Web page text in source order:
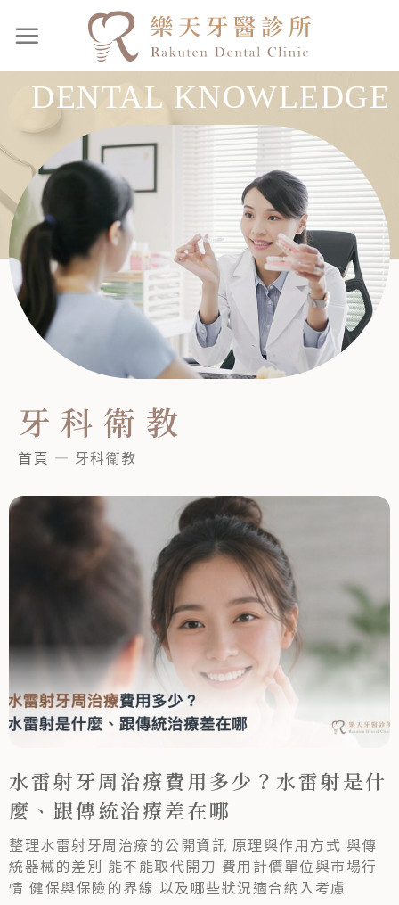
DENTAL KNOWLEDGE
牙科衛教
首頁 — 牙科衛教
水雷射牙周治療費用多少？水雷射是什
麼、跟傳統治療差在哪
整理水雷射牙周治療的公開資訊 原理與作用方式 與傳
統器械的差別 能不能取代開刀 費用計價單位與市場行
情 健保與保險的界線 以及哪些狀況適合納入考慮